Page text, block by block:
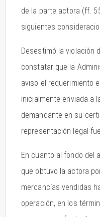
de la parte actora (ff.
siguientes
Desestimó la violación
constatar que la
aviso el requerimiento
inicialmente enviada a
demandante en su
representación legal
En cuanto al fondo del
que obtuvo la actora
mercancías vendidas
operación, en los